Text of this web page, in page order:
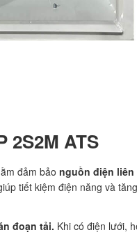
2S2M ATS
đảm bảo nguồn điện
tiết kiệm điện năng và
đoạn tải. Khi có điện lưới,